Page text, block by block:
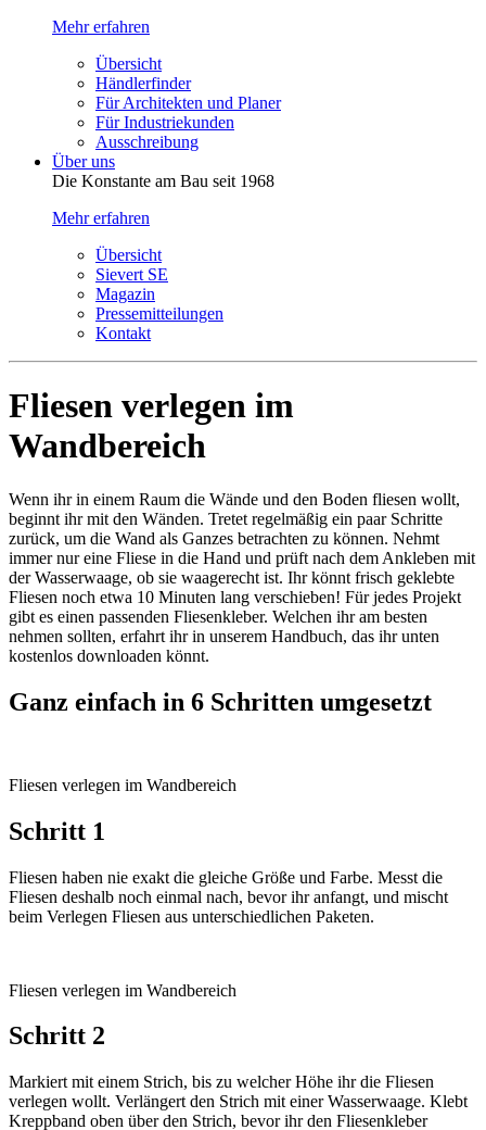
Mehr erfahren
Übersicht
Händlerfinder
Für Architekten und Planer
Für Industriekunden
Ausschreibung
Über uns
Die Konstante am Bau seit 1968
Mehr erfahren
Übersicht
Sievert SE
Magazin
Pressemitteilungen
Kontakt
Fliesen verlegen im
Wandbereich
Wenn ihr in einem Raum die Wände und den Boden fliesen wollt,
beginnt ihr mit den Wänden. Tretet regelmäßig ein paar Schritte
zurück, um die Wand als Ganzes betrachten zu können. Nehmt
immer nur eine Fliese in die Hand und prüft nach dem Ankleben mit
der Wasserwaage, ob sie waagerecht ist. Ihr könnt frisch geklebte
Fliesen noch etwa 10 Minuten lang verschieben! Für jedes Projekt
gibt es einen passenden Fliesenkleber. Welchen ihr am besten
nehmen sollten, erfahrt ihr in unserem Handbuch, das ihr unten
kostenlos downloaden könnt.
Ganz einfach in 6 Schritten umgesetzt
Fliesen verlegen im Wandbereich
Schritt 1
Fliesen haben nie exakt die gleiche Größe und Farbe. Messt die
Fliesen deshalb noch einmal nach, bevor ihr anfangt, und mischt
beim Verlegen Fliesen aus unterschiedlichen Paketen.
Fliesen verlegen im Wandbereich
Schritt 2
Markiert mit einem Strich, bis zu welcher Höhe ihr die Fliesen
verlegen wollt. Verlängert den Strich mit einer Wasserwaage. Klebt
Kreppband oben über den Strich, bevor ihr den Fliesenkleber